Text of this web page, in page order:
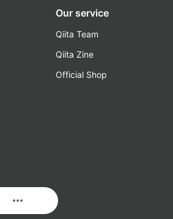
more_horiz
Our service
Qiita Team
Qiita Zine
Official Shop